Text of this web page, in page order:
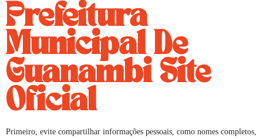
Prefeitura
Municipal De
Guanambi Site
Oficial
Primeiro, evite compartilhar informações pessoais, como nomes completos,